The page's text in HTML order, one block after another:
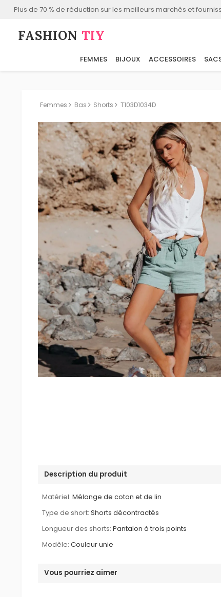
Plus de 70 % de réduction sur les meilleurs marchés et
FASHION⁠ TIY
FEMMES BIJOUX ACCESSOIRES
Femmes Bas Shorts T103D1034D
Description du produit
Matériel: Mélange de coton et de lin
Type de short: Shorts décontractés
Longueur des shorts: Pantalon à trois points
Modèle: Couleur unie
Vous pourriez aimer